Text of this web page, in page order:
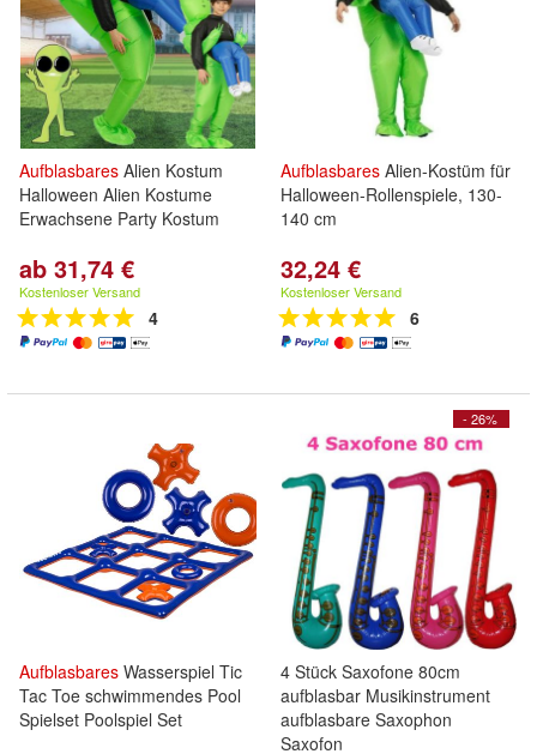
Aufblasbares Alien Kostum
Halloween Alien Kostume
Erwachsene Party Kostum
ab 31,74 €
Kostenloser Versand
4
Aufblasbares Alien-Kostüm für
Halloween-Rollenspiele, 130-
140 cm
32,24 €
Kostenloser Versand
6
Aufblasbares Wasserspiel Tic
Tac Toe schwimmendes Pool
Spielset Poolspiel Set
- 26%
4 Stück Saxofone 80cm
aufblasbar Musikinstrument
aufblasbare Saxophon
Saxofon